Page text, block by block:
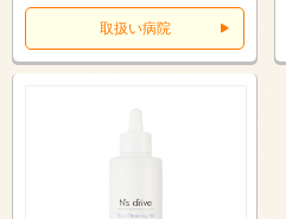
取扱い病院